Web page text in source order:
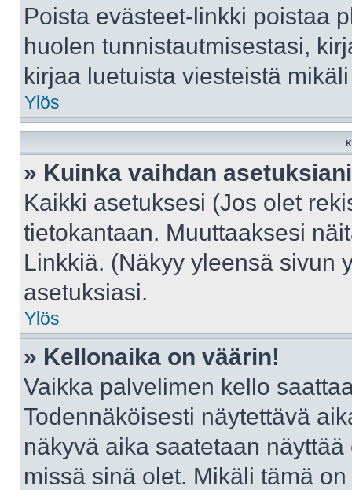
Poista evästeet-linkki poistaa
huolen tunnistautmisestasi,
kirjaa luetuista viesteistä
Ylös
» Kuinka vaihdan
Kaikki asetuksesi (Jos olet
tietokantaan. Muuttaaksesi
Linkkiä. (Näkyy yleensä sivun
asetuksiasi.
Ylös
» Kellonaika on väärin!
Vaikka palvelimen kello
Todennäköisesti näytettävä
näkyvä aika saatetaan
missä sinä olet. Mikäli tämä